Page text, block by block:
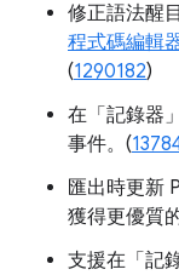
修正語法醒
程式碼編輯
(1290182)
在「記錄器」
事件。(
匯出時更新
獲得更優質
支援在「記